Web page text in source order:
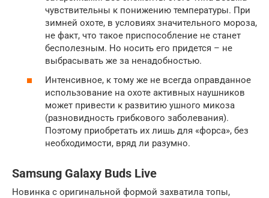
чувствительны к понижению температуры. При
зимней охоте, в условиях значительного мороза,
не факт, что такое приспособление не станет
бесполезным. Но носить его придется – не
выбрасывать же за ненадобностью.
Интенсивное, к тому же не всегда оправданное
использование на охоте активных наушников
может привести к развитию ушного микоза
(разновидность грибкового заболевания).
Поэтому приобретать их лишь для «форса», без
необходимости, вряд ли разумно.
Samsung Galaxy Buds Live
Новинка с оригинальной формой захватила топы,